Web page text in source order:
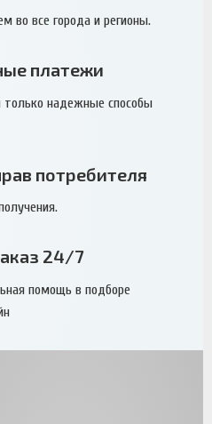
во все города и регионы.
платежи
только надежные способы
потребителя
24/7
помощь в подборе